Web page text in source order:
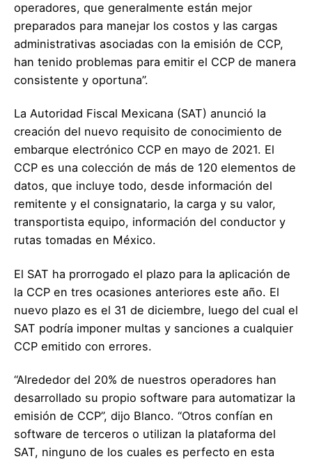
operadores, que generalmente están mejor
preparados para manejar los costos y las cargas
administrativas asociadas con la emisión de CCP,
han tenido problemas para emitir el CCP de manera
consistente y oportuna”.
La Autoridad Fiscal Mexicana (SAT) anunció la
creación del nuevo requisito de conocimiento de
embarque electrónico CCP en mayo de 2021. El
CCP es una colección de más de 120 elementos de
datos, que incluye todo, desde información del
remitente y el consignatario, la carga y su valor,
transportista equipo, información del conductor y
rutas tomadas en México.
El SAT ha prorrogado el plazo para la aplicación de
la CCP en tres ocasiones anteriores este año. El
nuevo plazo es el 31 de diciembre, luego del cual el
SAT podría imponer multas y sanciones a cualquier
CCP emitido con errores.
“Alrededor del 20% de nuestros operadores han
desarrollado su propio software para automatizar la
emisión de CCP”, dijo Blanco. “Otros confían en
software de terceros o utilizan la plataforma del
SAT, ninguno de los cuales es perfecto en esta